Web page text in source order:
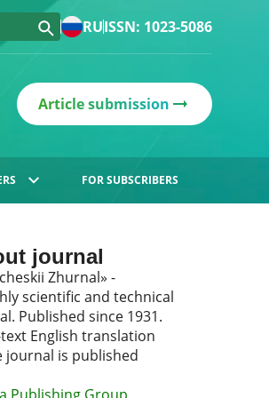
RUISSN: 1023-5086
Article submission
FOR SUBSCRIBERS
journal
Zhurnal» -
scientific and technical
Published since 1931.
English translation
journal is published